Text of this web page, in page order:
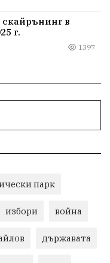
в
г.
1397
парк
избори война
държавата